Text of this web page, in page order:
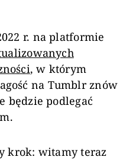
r. na platformie
, w którym
na Tumblr znów
będzie podlegać
krok: witamy teraz